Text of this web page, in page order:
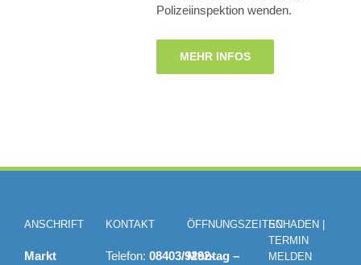
Polizeiinspektion wenden.
MEHR INFOS
ANSCHRIFT
Markt
KONTAKT
Telefon: 08403/9292-
ÖFFNUNGSZEITEN
Montag –
SCHADEN |
TERMIN
MELDEN